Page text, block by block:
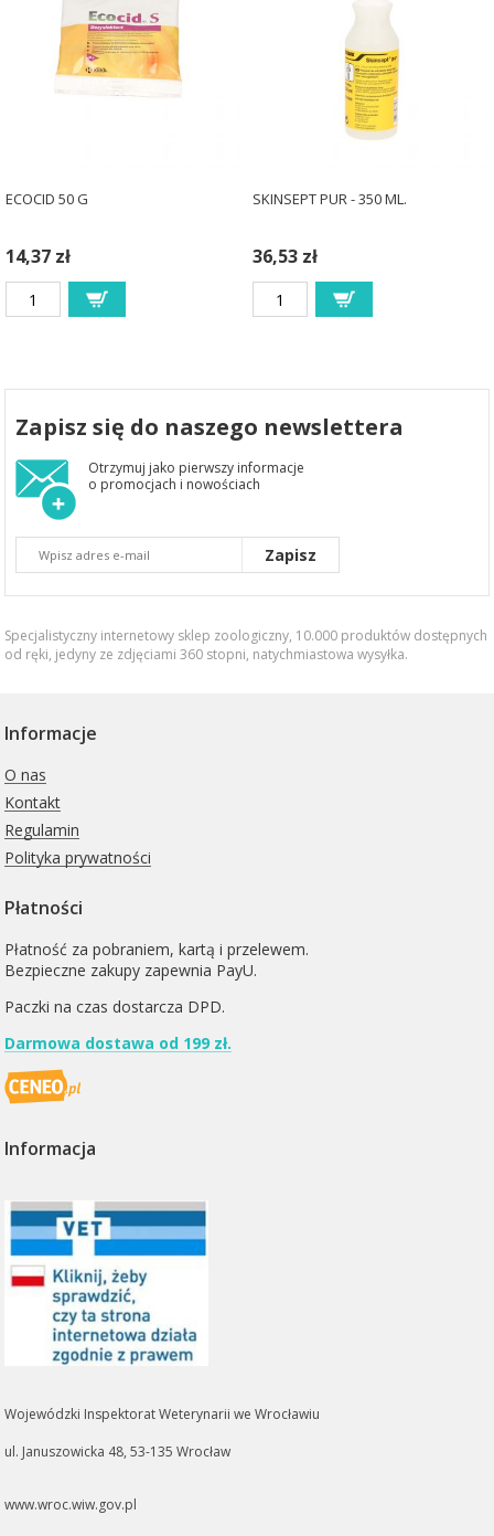
ECOCID 50 G
14,37 zł
SKINSEPT PUR - 350 ML.
36,53 zł
Zapisz się do naszego newslettera
Otrzymuj jako pierwszy informacje
o promocjach i nowościach
Zapisz
Specjalistyczny internetowy sklep zoologiczny, 10.000 produktów dostępnych
od ręki, jedyny ze zdjęciami 360 stopni, natychmiastowa wysyłka.
Informacje
O nas
Kontakt
Regulamin
Polityka prywatności
Płatności
Płatność za pobraniem, kartą i przelewem.
Bezpieczne zakupy zapewnia PayU.
Paczki na czas dostarcza DPD.
Darmowa dostawa od 199 zł.
Informacja
Wojewódzki Inspektorat Weterynarii we Wrocławiu
ul. Januszowicka 48, 53-135 Wrocław
www.wroc.wiw.gov.pl